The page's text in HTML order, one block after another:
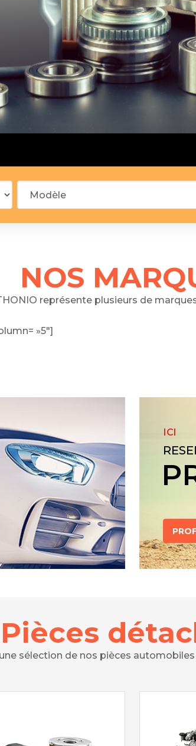
principal
fusée
distribution
Débitmètre d’aire
Filtre à aire
Filtre à essence
Filtre à huile
Filtre à gasoil
NOS
représente plusieurs de
»5″]
ICI
Pièces
sélection de nos pièces